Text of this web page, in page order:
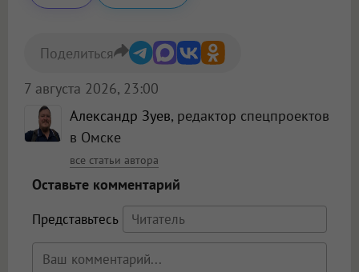
Александр Зуев, редактор спецпроектов
в Омске
все статьи автора
7 августа 2026, 23:00
Поделиться
Оставьте комментарий
Представьтесь